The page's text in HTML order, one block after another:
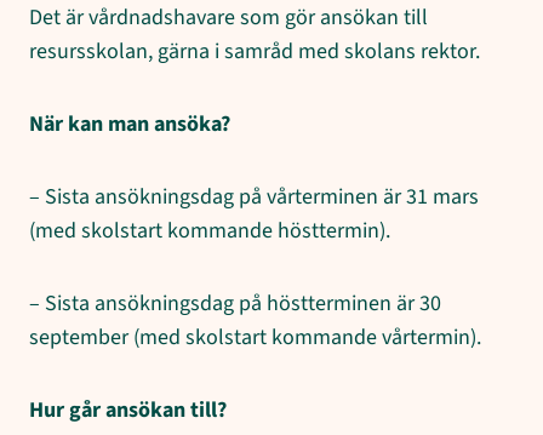
Det är vårdnadshavare som gör ansökan till
resursskolan, gärna i samråd med skolans rektor.
När kan man ansöka?
– Sista ansökningsdag på vårterminen är 31 mars
(med skolstart kommande hösttermin).
– Sista ansökningsdag på höstterminen är 30
september (med skolstart kommande vårtermin).
Hur går ansökan till?